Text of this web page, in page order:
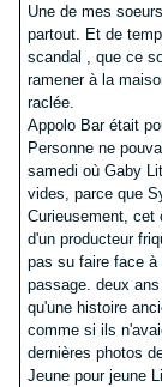
Une de mes
partout. Et de
scandal , que ce
ramener à la
raclée.
Appolo Bar était
Personne ne
samedi où Gaby
vides, parce que
Curieusement, cet
d'un producteur
pas su faire face
passage. deux
qu'une histoire
comme si ils
dernières photos
Jeune pour jeune